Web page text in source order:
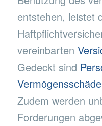
entstehen, leistet
vereinbarten
Gedeckt sind
Zudem werden
Forderungen